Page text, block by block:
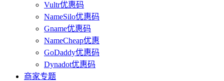
Vultr优惠码
NameSilo优惠码
Gname优惠码
NameCheap优惠
GoDaddy优惠码
Dynadot优惠码
商家专题